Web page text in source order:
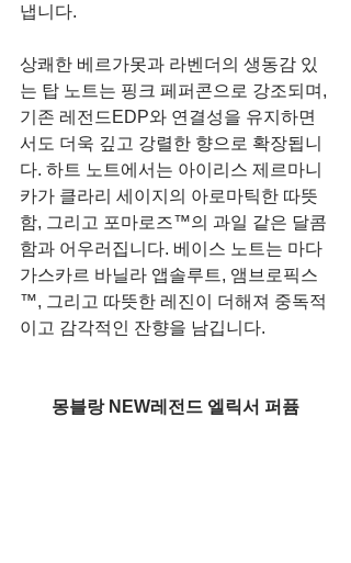
냅니다.
상쾌한 베르가못과 라벤더의 생동감 있
는 탑 노트는 핑크 페퍼콘으로 강조되며,
기존 레전드EDP와 연결성을 유지하면
서도 더욱 깊고 강렬한 향으로 확장됩니
다. 하트 노트에서는 아이리스 제르마니
카가 클라리 세이지의 아로마틱한 따뜻
함, 그리고 포마로즈™의 과일 같은 달콤
함과 어우러집니다. 베이스 노트는 마다
가스카르 바닐라 앱솔루트, 앰브로픽스
™, 그리고 따뜻한 레진이 더해져 중독적
이고 감각적인 잔향을 남깁니다.
몽블랑 NEW레전드 엘릭서 퍼퓸